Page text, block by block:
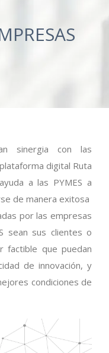
sinergia con las
digital Ruta
a las PYMES a
de manera exitosa
por las empresas
sean sus clientes o
factible que puedan
de innovación, y
condiciones de